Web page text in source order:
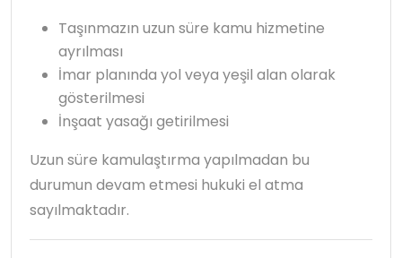
Taşınmazın uzun süre kamu hizmetine
ayrılması
İmar planında yol veya yeşil alan olarak
gösterilmesi
İnşaat yasağı getirilmesi
Uzun süre kamulaştırma yapılmadan bu
durumun devam etmesi hukuki el atma
sayılmaktadır.